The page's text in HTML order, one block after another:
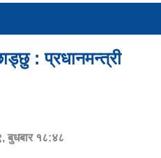
: प्रधानमन्त्री
बुधबार १८:४८